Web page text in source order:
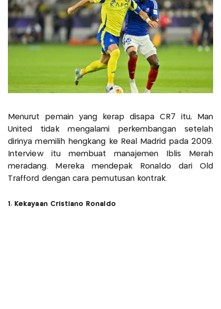
Menurut pemain yang kerap disapa CR7 itu, Man
United tidak mengalami perkembangan setelah
dirinya memilih hengkang ke Real Madrid pada 2009.
Interview itu membuat manajemen Iblis Merah
meradang. Mereka mendepak Ronaldo dari Old
Trafford dengan cara pemutusan kontrak.
1. Kekayaan Cristiano Ronaldo